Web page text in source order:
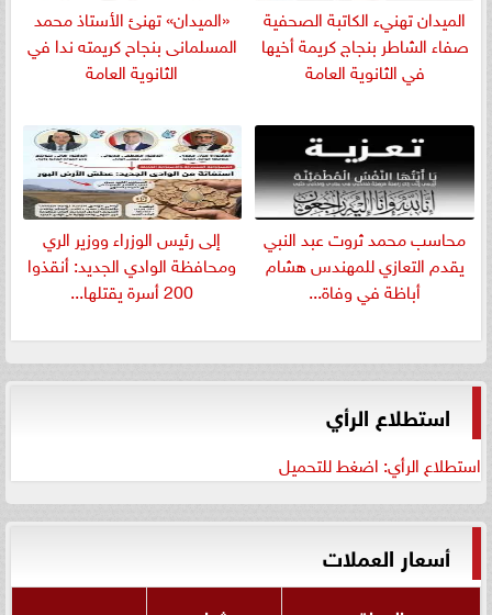
الميدان تهنيء الكاتبة الصحفية
صفاء الشاطر بنجاج كريمة أخيها
في الثانوية العامة
«الميدان» تهنئ الأستاذ محمد
المسلمانى بنجاح كريمته ندا في
الثانوية العامة
​محاسب محمد ثروت عبد النبي
يقدم التعازي للمهندس هشام
أباظة في وفاة...
إلى رئيس الوزراء ووزير الري
ومحافظة الوادي الجديد: أنقذوا
200 أسرة يقتلها...
استطلاع الرأي
استطلاع الرأي: اضغط للتحميل
أسعار العملات